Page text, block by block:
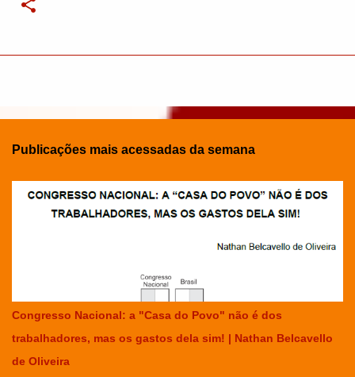
Publicações mais acessadas da semana
Congresso Nacional: a "Casa do Povo" não é dos
trabalhadores, mas os gastos dela sim! | Nathan Belcavello
de Oliveira